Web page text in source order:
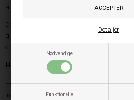
Nødvendige
Funktionelle
Detaljer
at holde fødderne varme, selv når
Den solide konstruktion beskytter mod kulde
giver barnet mulighed for at bevæge sig
oplagt vinterstøvle til både skole og fritid.
Hummel vinterstøvle Reach
Hummel vinterstøvle Reach Conquer Tex
inspireret design med vinterstøvlens praktiske